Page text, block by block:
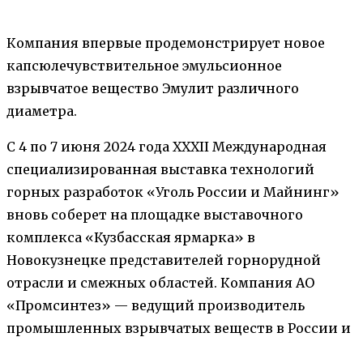
Компания впервые продемонстрирует новое
капсюлечувствительное эмульсионное
взрывчатое вещество Эмулит различного
диаметра.
C 4 по 7 июня 2024 года XXXII Международная
специализированная выставка технологий
горных разработок «Уголь России и Майнинг»
вновь соберет на площадке выставочного
комплекса «Кузбасская ярмарка» в
Новокузнецке представителей горнорудной
отрасли и смежных областей. Компания АО
«Промсинтез» — ведущий производитель
промышленных взрывчатых веществ в России и